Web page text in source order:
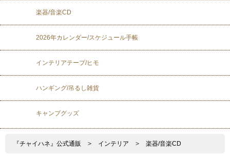
楽器/音楽CD
2026年カレンダー/スケジュール手帳
インテリアテープ/ヒモ
ハンギング/吊るし雑貨
キャンプグッズ
『チャイハネ』公式通販 > インテリア > 楽器/音楽CD